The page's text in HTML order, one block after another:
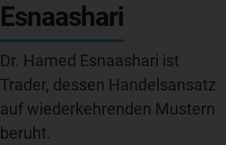
Esnaashari
Dr. Hamed Esnaashari ist
Trader, dessen Handelsansatz
auf wiederkehrenden Mustern
beruht.